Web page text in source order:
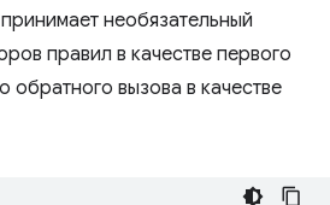
необязательный
правил в качестве первого
вызова в качестве